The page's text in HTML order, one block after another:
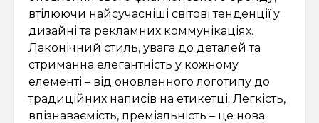
втілюючи найсучасніші світові тенденції у
дизайні та рекламних коммунікаціях.
Лаконічний стиль, увага до деталей та
стриманна елегантність у кожному
елементі – від оновленного логотипу до
традиційних написів на етикетці. Легкість,
впізнаваємість, преміальність – це нова